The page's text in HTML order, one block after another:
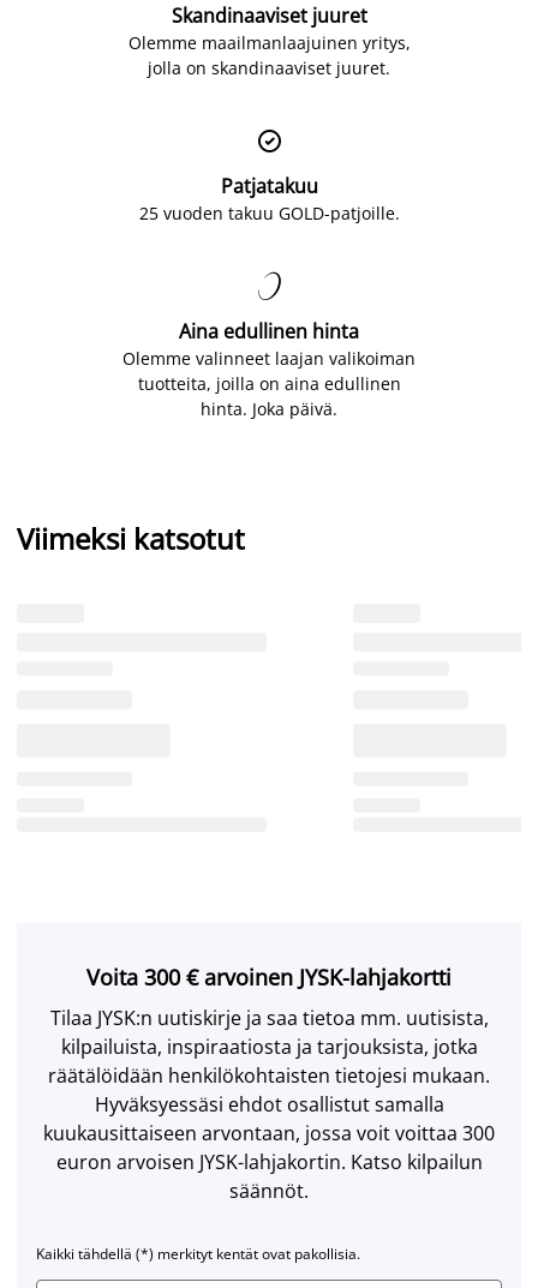
Skandinaaviset juuret
Olemme maailmanlaajuinen yritys,
jolla on skandinaaviset juuret.

Patjatakuu
25 vuoden takuu GOLD-patjoille.

Aina edullinen hinta
Olemme valinneet laajan valikoiman
tuotteita, joilla on aina edullinen
hinta. Joka päivä.
Viimeksi katsotut
Voita 300 € arvoinen JYSK-lahjakortti
Tilaa JYSK:n uutiskirje ja saa tietoa mm. uutisista,
kilpailuista, inspiraatiosta ja tarjouksista, jotka
räätälöidään henkilökohtaisten tietojesi mukaan.
Hyväksyessäsi ehdot osallistut samalla
kuukausittaiseen arvontaan, jossa voit voittaa 300
euron arvoisen JYSK-lahjakortin. Katso kilpailun
säännöt.
Kaikki tähdellä (*) merkityt kentät ovat pakollisia.